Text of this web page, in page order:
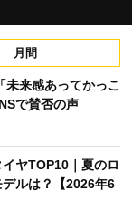
月間
未来感あってかっこ
で賛否の声
イヤTOP10｜夏のロ
ルは？【2026年6